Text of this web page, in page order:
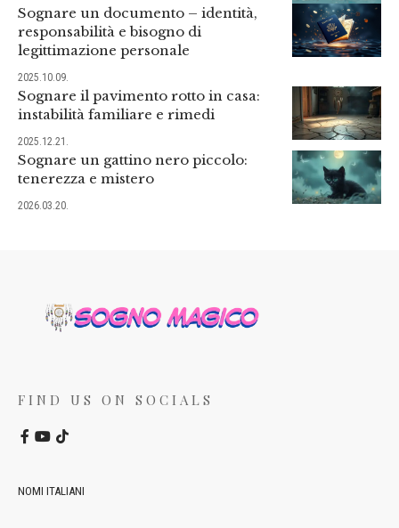
Sognare un documento – identità,
responsabilità e bisogno di
legittimazione personale
2025.10.09.
Sognare il pavimento rotto in casa:
instabilità familiare e rimedi
2025.12.21.
Sognare un gattino nero piccolo:
tenerezza e mistero
2026.03.20.
FIND US ON SOCIALS
NOMI ITALIANI